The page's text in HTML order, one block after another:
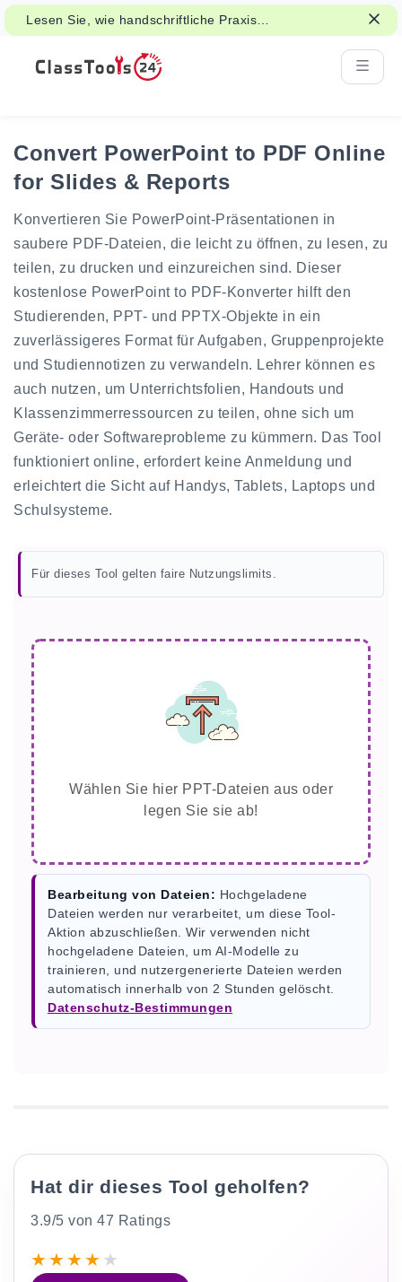
Lesen Sie, wie handschriftliche Praxis
Aufmerksamkeit, Gedächtnis und Lernen
unterstützen kann.
Convert PowerPoint to PDF Online
for Slides & Reports
Konvertieren Sie PowerPoint-Präsentationen in
saubere PDF-Dateien, die leicht zu öffnen, zu lesen, zu
teilen, zu drucken und einzureichen sind. Dieser
kostenlose PowerPoint to PDF-Konverter hilft den
Studierenden, PPT- und PPTX-Objekte in ein
zuverlässigeres Format für Aufgaben, Gruppenprojekte
und Studiennotizen zu verwandeln. Lehrer können es
auch nutzen, um Unterrichtsfolien, Handouts und
Klassenzimmerressourcen zu teilen, ohne sich um
Geräte- oder Softwareprobleme zu kümmern. Das Tool
funktioniert online, erfordert keine Anmeldung und
erleichtert die Sicht auf Handys, Tablets, Laptops und
Schulsysteme.
Für dieses Tool gelten faire Nutzungslimits.
Wählen Sie hier PPT-Dateien aus oder
legen Sie sie ab!
Bearbeitung von Dateien: Hochgeladene
Dateien werden nur verarbeitet, um diese Tool-
Aktion abzuschließen. Wir verwenden nicht
hochgeladene Dateien, um AI-Modelle zu
trainieren, und nutzergenerierte Dateien werden
automatisch innerhalb von 2 Stunden gelöscht.
Datenschutz-Bestimmungen
Hat dir dieses Tool geholfen?
3.9/5 von 47 Ratings
★★★★ ★